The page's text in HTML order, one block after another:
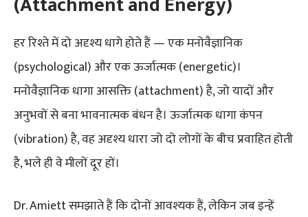
हर रिश्ते में दो अदृश्य धागे होते हैं — एक मनोवैज्ञानिक
(psychological) और एक ऊर्जात्मक (energetic)।
मनोवैज्ञानिक धागा आसक्ति (attachment) है, जो यादों और
अनुभवों से बना भावनात्मक बंधन है। ऊर्जात्मक धागा कंपन
(vibration) है, वह अदृश्य धारा जो दो लोगों के बीच प्रवाहित होती
है, भले ही वे मीलों दूर हों।
Dr. Amiett समझाते हैं कि दोनों आवश्यक हैं, लेकिन जब इन्हें